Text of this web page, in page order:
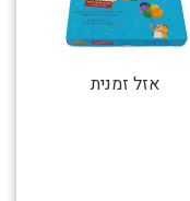
אזל זמנית